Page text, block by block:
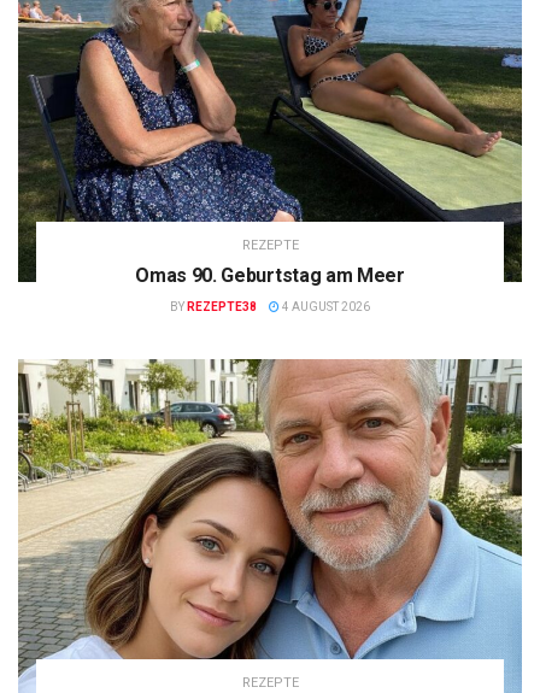
REZEPTE
Omas 90. Geburtstag am Meer
BY REZEPTE38 4 AUGUST 2026
REZEPTE